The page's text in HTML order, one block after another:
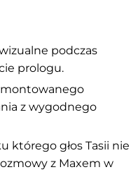
podczas
prologu.
z wygodnego
którego głos Tasii nie
z Maxem w